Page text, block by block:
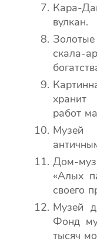
Кара-
вулкан.
скала-
работ
Музей
Дом-
«Алых
своего
Музей
Фонд
тысяч